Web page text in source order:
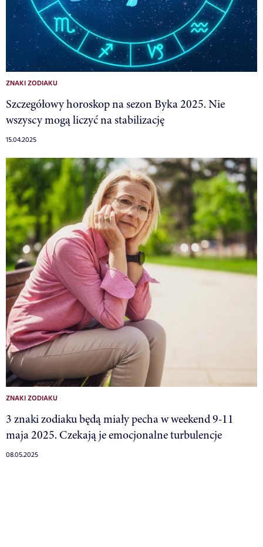
ZNAKI ZODIAKU
Szczegółowy horoskop na sezon Byka 2025. Nie
wszyscy mogą liczyć na stabilizację
15.04.2025
ZNAKI ZODIAKU
3 znaki zodiaku będą miały pecha w weekend 9-11
maja 2025. Czekają je emocjonalne turbulencje
08.05.2025